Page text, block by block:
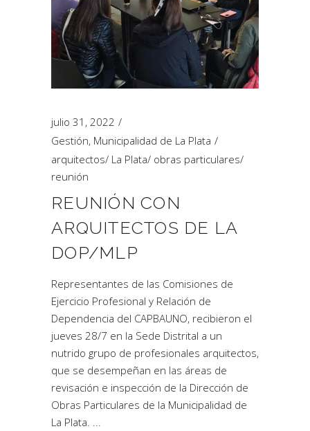
julio 31, 2022
Gestión, Municipalidad de La Plata
arquitectos/ La Plata/ obras particulares/
reunión
REUNIÓN CON
ARQUITECTOS DE LA
DOP/MLP
Representantes de las Comisiones de
Ejercicio Profesional y Relación de
Dependencia del CAPBAUNO, recibieron el
jueves 28/7 en la Sede Distrital a un
nutrido grupo de profesionales arquitectos,
que se desempeñan en las áreas de
revisación e inspección de la Dirección de
Obras Particulares de la Municipalidad de
La Plata.